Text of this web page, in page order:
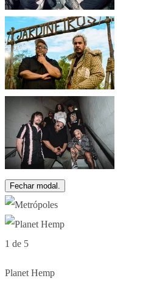
Fechar modal.
1 de 5
Planet Hemp